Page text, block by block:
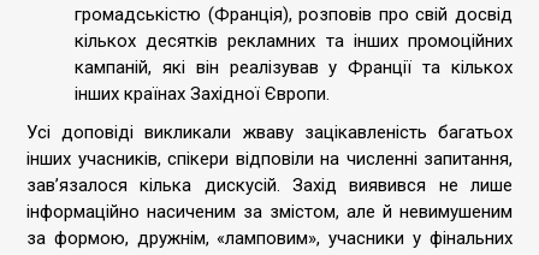
громадськістю (Франція), розповів про свій досвід
кількох десятків рекламних та інших промоційних
кампаній, які він реалізував у Франції та кількох
інших країнах Західної Європи.
Усі доповіді викликали жваву зацікавленість багатьох
інших учасників, спікери відповіли на численні запитання,
зав’язалося кілька дискусій. Захід виявився не лише
інформаційно насиченим за змістом, але й невимушеним
за формою, дружнім, «ламповим», учасники у фінальних